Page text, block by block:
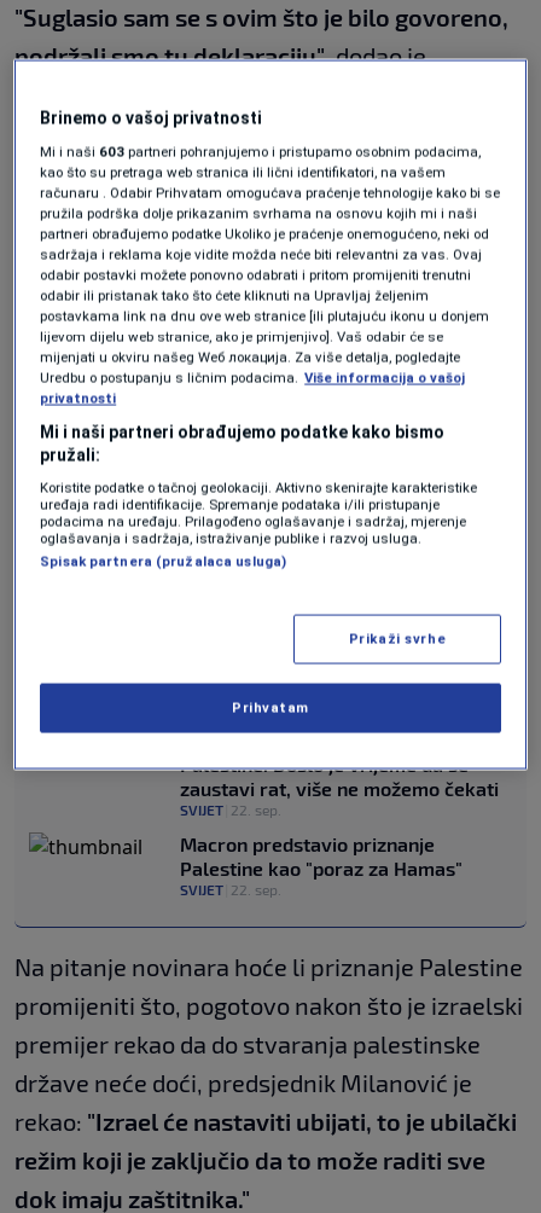
"Suglasio sam se s ovim što je bilo govoreno,
podržali smo tu deklaraciju", dodao je
Komentirao je i priznavanje Palestine od
strane Francuske koje je na konferenciji
objavio francuski predsjednik Macron.
"Francuska je priznala Palestinu, to je još
jedna od država koje su priznale palestinsku
državu. To nije nikakva nagrada ili koncesija
Palestincima, to je njihovo pravo. To pravo
proizlazi iz prve rezolucije 181 iz novembra
1947. godine. Cijelu tragediju Palestine i
palestinskog naroda ne možemo gledati nego
cjelovito u kontekstu događanja u zadnjih sto
odavno trebala imati svoju državu", saopćeno
Macron nakon historijskog priznanja
Palestine: Došlo je vrijeme da se
zaustavi rat, više ne možemo čekati
SVIJET 22. sep.
Macron predstavio priznanje
Palestine kao "poraz za Hamas"
SVIJET 22. sep.
Na pitanje novinara hoće li priznanje Palestine
promijeniti što, pogotovo nakon što je izraelski
premijer rekao da do stvaranja palestinske
države neće doći, predsjednik Milanović je
rekao: "Izrael će nastaviti ubijati, to je ubilački
režim koji je zaključio da to može raditi sve
dok imaju zaštitnika."
Brinemo o vašoj privatnosti
Mi i naši 603 partneri pohranjujemo i pristupamo osobnim podacima,
kao što su pretraga web stranica ili lični identifikatori, na vašem
računaru . Odabir Prihvatam omogućava praćenje tehnologije kako bi se
pružila podrška dolje prikazanim svrhama na osnovu kojih mi i naši
partneri obrađujemo podatke Ukoliko je praćenje onemogućeno, neki od
sadržaja i reklama koje vidite možda neće biti relevantni za vas. Ovaj
odabir postavki možete ponovno odabrati i pritom promijeniti trenutni
odabir ili pristanak tako što ćete kliknuti na Upravljaj željenim
postavkama link na dnu ove web stranice [ili plutajuću ikonu u donjem
lijevom dijelu web stranice, ako je primjenjivo]. Vaš odabir će se
mijenjati u okviru našeg Wеб локација. Za više detalja, pogledajte
Uredbu o postupanju s ličnim podacima. Više informacija o vašoj
privatnosti
Mi i naši partneri obrađujemo podatke kako bismo
pružali:
Koristite podatke o tačnoj geolokaciji. Aktivno skenirajte karakteristike
uređaja radi identifikacije. Spremanje podataka i/ili pristupanje
podacima na uređaju. Prilagođeno oglašavanje i sadržaj, mjerenje
oglašavanja i sadržaja, istraživanje publike i razvoj usluga.
Spisak partnera (pružalaca usluga)
Prikaži svrhe
Prihvatam